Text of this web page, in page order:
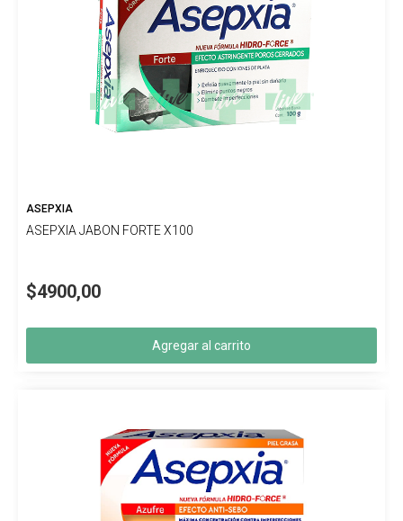
ASEPXIA
ASEPXIA JABON FORTE X100
$4900,00
Agregar al carrito